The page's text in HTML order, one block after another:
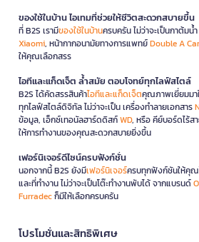
ของใช้ในบ้าน ไอเทมที่ช่วยให้ชีวิตสะดวกสบายขึ้น
ที่ B2S เรามีของใช้ในบ้านครบครัน ไม่ว่าจะเป็นกาต้มน้ำ
Xiaomi, หน้ากากอนามัยทางการแพทย์Double A
ให้คุณเลือกสรร
ไอทีและแก็ดเจ็ต ล้ำสมัย ตอบโจทย์ทุกไลฟ์สไตล์
B2S ได้คัดสรรสินค้าไอทีและแก็ดเจ็ตคุณภาพเยี่ยมมา
ทุกไลฟ์สไตล์ดิจิทัล ไม่ว่าจะเป็น เครื่องทำลายเอกสาร
ข้อมูล, เอ็กซ์เทอนัลฮาร์ดดิสก์WD, หรือ คีย์บอร์ดไร้ส
ให้การทำงานของคุณสะดวกสบายยิ่งขึ้น
เฟอร์นิเจอร์ดีไซน์ครบฟังก์ชั่น
นอกจากนี้ B2S ยังมีเฟอร์นิเจอร์ครบทุกฟังก์ชันให้คุณ
และที่ทำงาน ไม่ว่าจะเป็นโต๊ะทำงานพับได้ จากแบรนด์
Furradecก็มีให้เลือกครบครัน
โปรโมชั่นและสิทธิพิเศษ